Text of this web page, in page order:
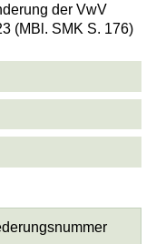
der VwV
(MBl. SMK S. 176)